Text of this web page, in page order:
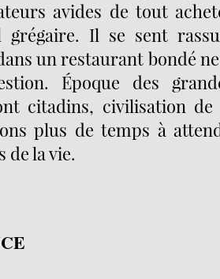
avides de tout
grégaire. Il se sent
un restaurant bondé
Époque des
citadins, civilisation de
plus de temps à
de la vie.